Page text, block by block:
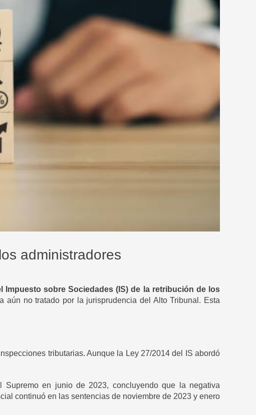
administradores
Impuesto sobre Sociedades (IS) de la retribución de los
aún no tratado por la jurisprudencia del Alto Tribunal. Esta
tributarias. Aunque la Ley 27/2014 del IS abordó
en junio de 2023, concluyendo que la negativa
continuó en las sentencias de noviembre de 2023 y enero